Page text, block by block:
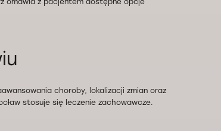
omawia z pacjentem dostępne opcje
choroby, lokalizacji zmian oraz
stosuje się leczenie zachowawcze.